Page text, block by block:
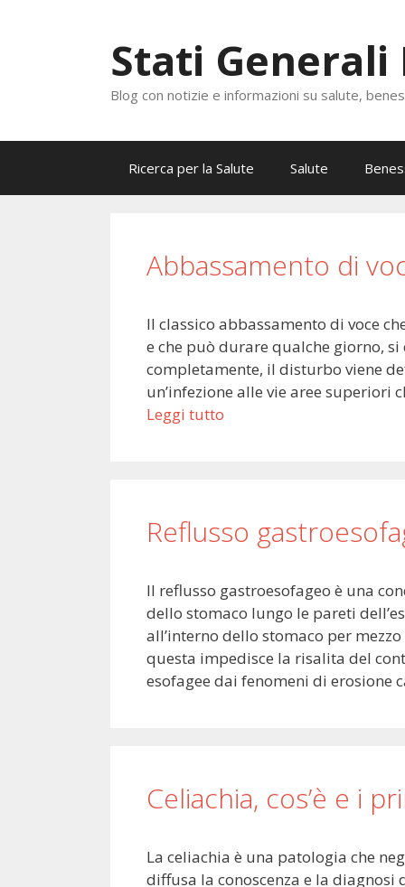
Stati Generali
Blog con notizie e informazioni su salute,
Ricerca per la Salute Salute
Abbassamento di
Il classico abbassamento di voce
e che può durare qualche giorno,
completamente, il disturbo viene
un’infezione alle vie aree superiori
Leggi tutto
Reflusso
Il reflusso gastroesofageo è una
dello stomaco lungo le pareti
all’interno dello stomaco per
questa impedisce la risalita del
esofagee dai fenomeni di erosione
Celiachia, cos’è e i
La celiachia è una patologia che
diffusa la conoscenza e la diagnosi